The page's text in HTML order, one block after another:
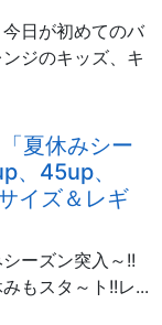
日が初めてのバ
ジのキッズ、キ
夏休みシー
、45up、
イズ＆レギ
ーズン突入～!!
もスタ～ト!!レ...